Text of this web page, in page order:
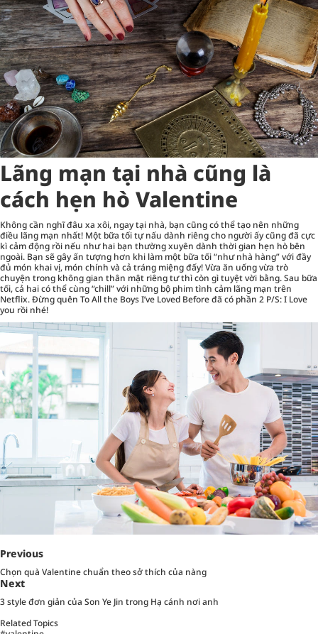
Lãng mạn tại nhà cũng là
cách hẹn hò Valentine
Không cần nghĩ đâu xa xôi, ngay tại nhà, bạn cũng có thể tạo nên những
điều lãng mạn nhất! Một bữa tối tự nấu dành riêng cho người ấy cũng đã cực
kì cảm động rồi nếu như hai bạn thường xuyên dành thời gian hẹn hò bên
ngoài. Bạn sẽ gây ấn tượng hơn khi làm một bữa tối “như nhà hàng” với đầy
đủ món khai vị, món chính và cả tráng miệng đấy! Vừa ăn uống vừa trò
chuyện trong không gian thân mật riêng tư thì còn gì tuyệt vời bằng. Sau bữa
tối, cả hai có thể cùng “chill” với những bộ phim tình cảm lãng mạn trên
Netflix. Đừng quên To All the Boys I’ve Loved Before đã có phần 2 P/S: I Love
you rồi nhé!
Previous
Chọn quà Valentine chuẩn theo sở thích của nàng
Next
3 style đơn giản của Son Ye Jin trong Hạ cánh nơi anh
Related Topics